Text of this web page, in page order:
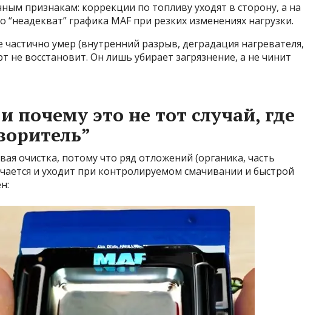
признакам: коррекции по топливу уходят в сторону, а на
“неадекват” графика MAF при резких изменениях нагрузки.
умер (внутренний разрыв, деградация нагревателя,
не восстановит. Он лишь убирает загрязнение, а не чинит
почему это не тот случай, где
очистка, потому что ряд отложений (органика, часть
и уходит при контролируемом смачивании и быстрой